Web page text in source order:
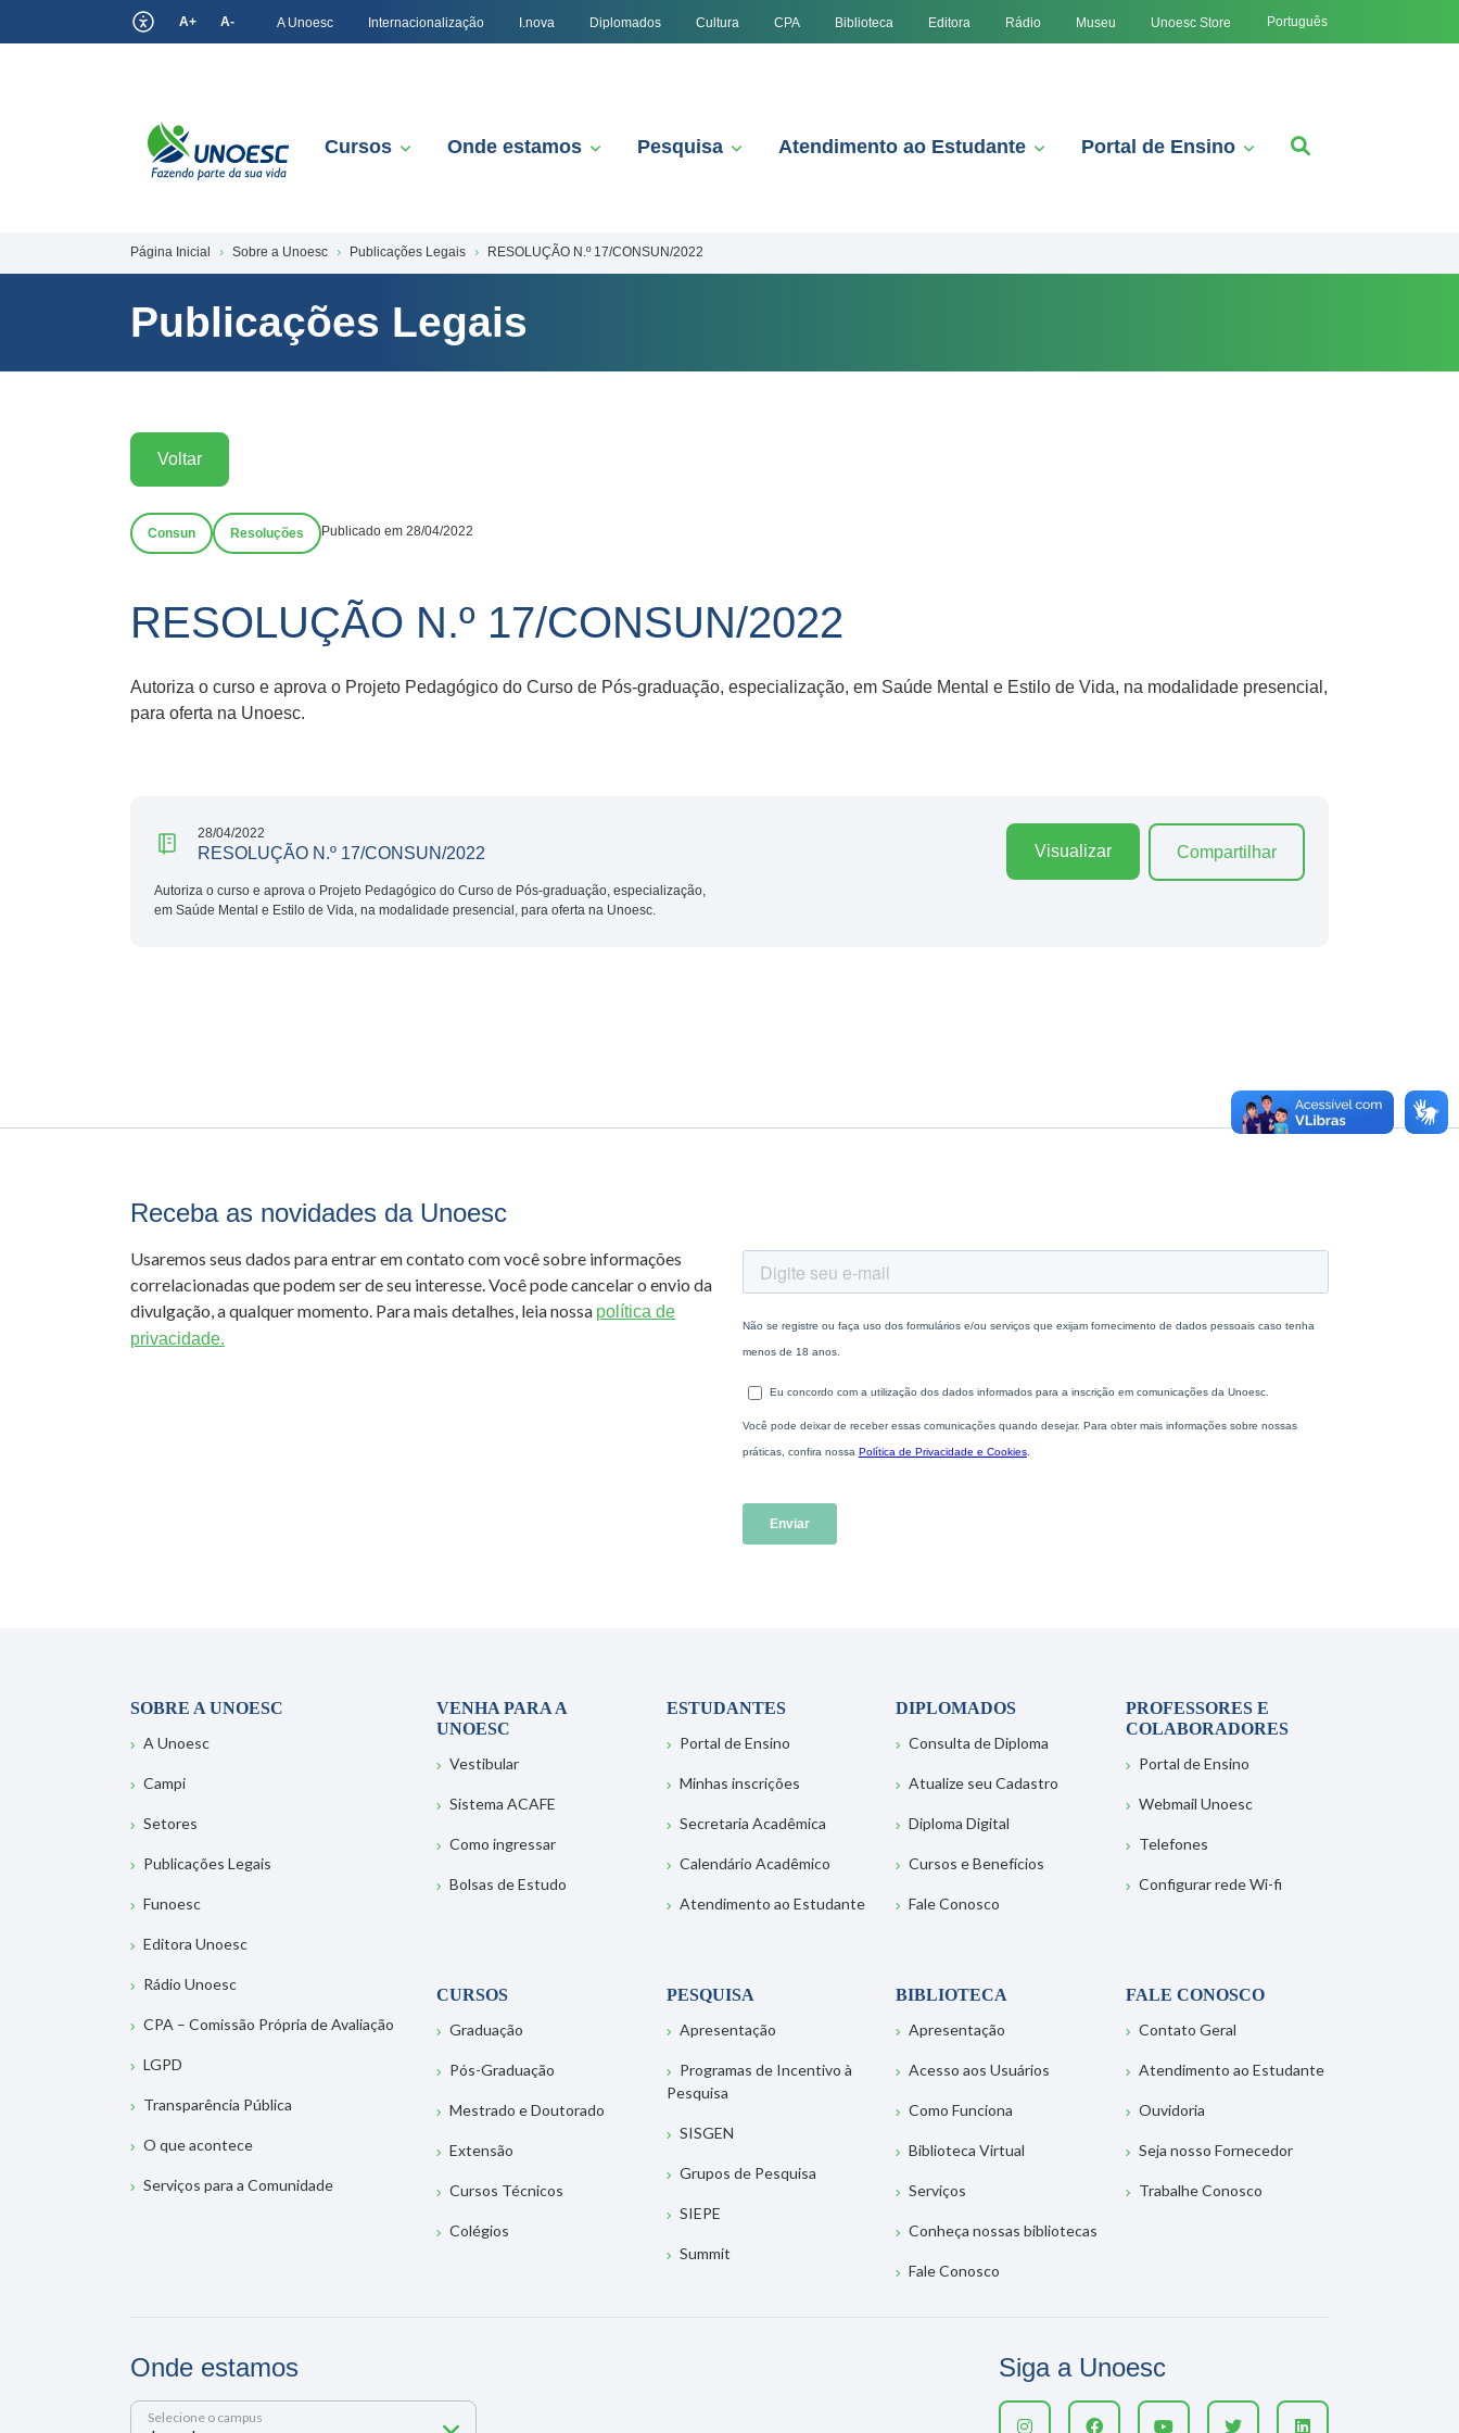
A+ A- A Unoesc Internacionalização I.nova Diplomados Cultura CPA Biblioteca Editora Rádio Museu Unoesc Store Português
Cursos Onde estamos Pesquisa Atendimento ao Estudante Portal de Ensino
Página Inicial Sobre a Unoesc Publicações Legais RESOLUÇÃO N.º 17/CONSUN/2022
Publicações Legais
Voltar
Consun Resoluções Publicado em 28/04/2022
RESOLUÇÃO N.º 17/CONSUN/2022
Autoriza o curso e aprova o Projeto Pedagógico do Curso de Pós-graduação, especialização, em Saúde Mental e Estilo de Vida, na modalidade presencial,
para oferta na Unoesc.
28/04/2022
RESOLUÇÃO N.º 17/CONSUN/2022
Autoriza o curso e aprova o Projeto Pedagógico do Curso de Pós-graduação, especialização,
em Saúde Mental e Estilo de Vida, na modalidade presencial, para oferta na Unoesc.
Visualizar Compartilhar
Receba as novidades da Unoesc
Usaremos seus dados para entrar em contato com você sobre informações
correlacionadas que podem ser de seu interesse. Você pode cancelar o envio da
divulgação, a qualquer momento. Para mais detalhes, leia nossa política de
privacidade.
SOBRE A UNOESC
A Unoesc
Campi
Setores
Publicações Legais
Funoesc
Editora Unoesc
Rádio Unoesc
CPA – Comissão Própria de Avaliação
LGPD
Transparência Pública
O que acontece
Serviços para a Comunidade
VENHA PARA A
UNOESC
Vestibular
Sistema ACAFE
Como ingressar
Bolsas de Estudo
ESTUDANTES
Portal de Ensino
Minhas inscrições
Secretaria Acadêmica
Calendário Acadêmico
Atendimento ao Estudante
DIPLOMADOS
Consulta de Diploma
Atualize seu Cadastro
Diploma Digital
Cursos e Benefícios
Fale Conosco
PROFESSORES E
COLABORADORES
Portal de Ensino
Webmail Unoesc
Telefones
Configurar rede Wi-fi
CURSOS
Graduação
Pós-Graduação
Mestrado e Doutorado
Extensão
Cursos Técnicos
Colégios
PESQUISA
Apresentação
Programas de Incentivo à
Pesquisa
SISGEN
Grupos de Pesquisa
SIEPE
Summit
BIBLIOTECA
Apresentação
Acesso aos Usuários
Como Funciona
Biblioteca Virtual
Serviços
Conheça nossas bibliotecas
Fale Conosco
FALE CONOSCO
Contato Geral
Atendimento ao Estudante
Ouvidoria
Seja nosso Fornecedor
Trabalhe Conosco
Onde estamos
Selecione o campus
Siga a Unoesc